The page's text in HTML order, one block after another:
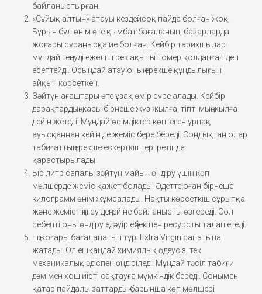
байланыстырған.
«Сұйық алтын» атауы кездейсоқ пайда болған жоқ.
Бұрын бұл өнім өте қымбат бағаланып, базарларда
жоғары сұранысқа ие болған. Кейбір тарихшылар
мұндай теңеуді ежелгі грек ақыны Гомер қолданған деп
есептейді. Осындай атау оның ерекше құндылығын
айқын көрсеткен.
Зәйтүн ағаштары өте ұзақ өмір сүре алады. Кейбір
дарақтардың жасы бірнеше жүз жылға, тіпті мың жылға
дейін жетеді. Мұндай өсімдіктер көптеген ұрпақ
ауысқаннан кейін де жеміс бере береді. Сондықтан олар
табиғаттың ерекше ескерткіштері ретінде
қарастырылады.
Бір литр сапалы зәйтүн майын өндіру үшін көп
мөлшерде жеміс қажет болады. Әдетте оған бірнеше
килограмм өнім жұмсалады. Нақты көрсеткіш сұрыпқа
және жемістің пісу деңгейіне байланысты өзгереді. Сол
себепті оны өндіру едәуір еңбек пен ресурсты талап етеді.
Ең жоғары бағаланатын түрі Extra Virgin санатына
жатады. Ол ешқандай химиялық өңдеусіз, тек
механикалық әдіспен өндіріледі. Мұндай тәсіл табиғи
дәм мен хош иісті сақтауға мүмкіндік береді. Сонымен
қатар пайдалы заттардың барынша көп мөлшері